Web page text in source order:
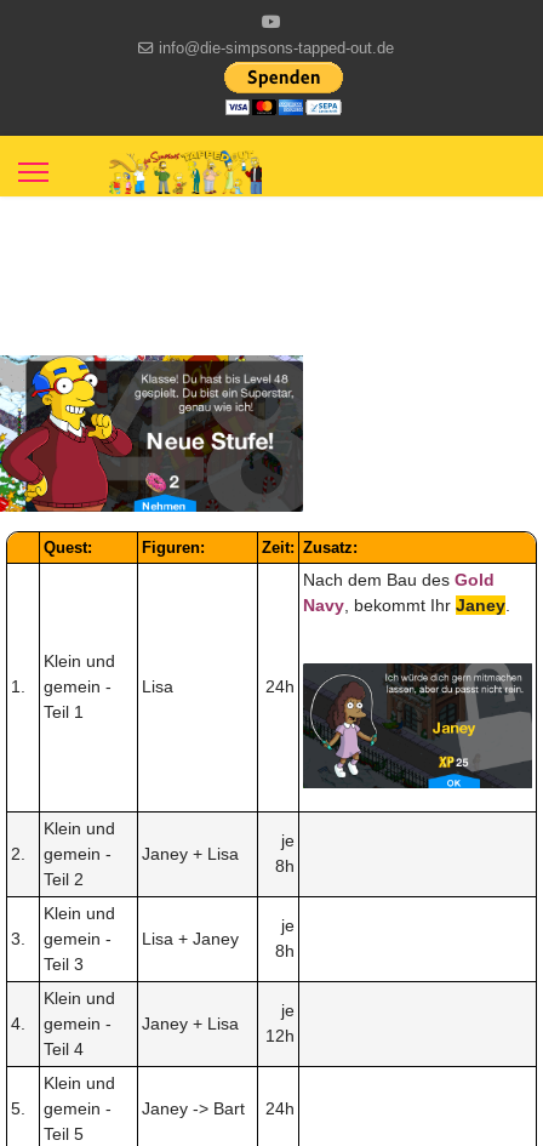
info@die-simpsons-tapped-out.de
Quest: Figuren: Zeit: Zusatz:
1.
Klein und
gemein -
Teil 1
Lisa 24h
Nach dem Bau des Gold
Navy , bekommt Ihr Janey
2.
Klein und
gemein -
Teil 2
Janey + Lisa
je
8h
3.
Klein und
gemein -
Teil 3
Lisa + Janey
je
8h
4.
Klein und
gemein -
Teil 4
Janey + Lisa
je
12h
5.
Klein und
gemein -
Teil 5
Janey -> Bart 24h